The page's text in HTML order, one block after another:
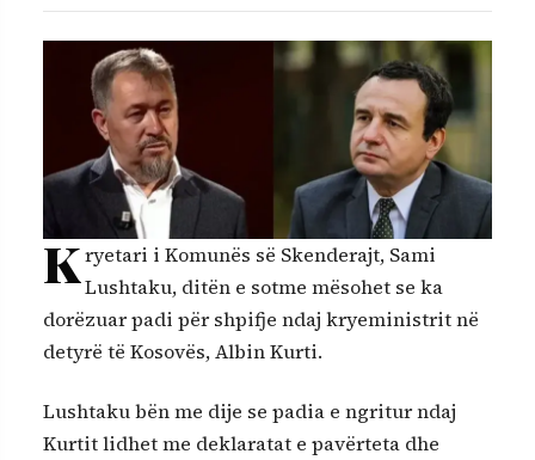
Kryetari i Komunës së Skenderajt, Sami
Lushtaku, ditën e sotme mësohet se ka
dorëzuar padi për shpifje ndaj kryeministrit në
detyrë të Kosovës, Albin Kurti.
Lushtaku bën me dije se padia e ngritur ndaj
Kurtit lidhet me deklaratat e pavërteta dhe